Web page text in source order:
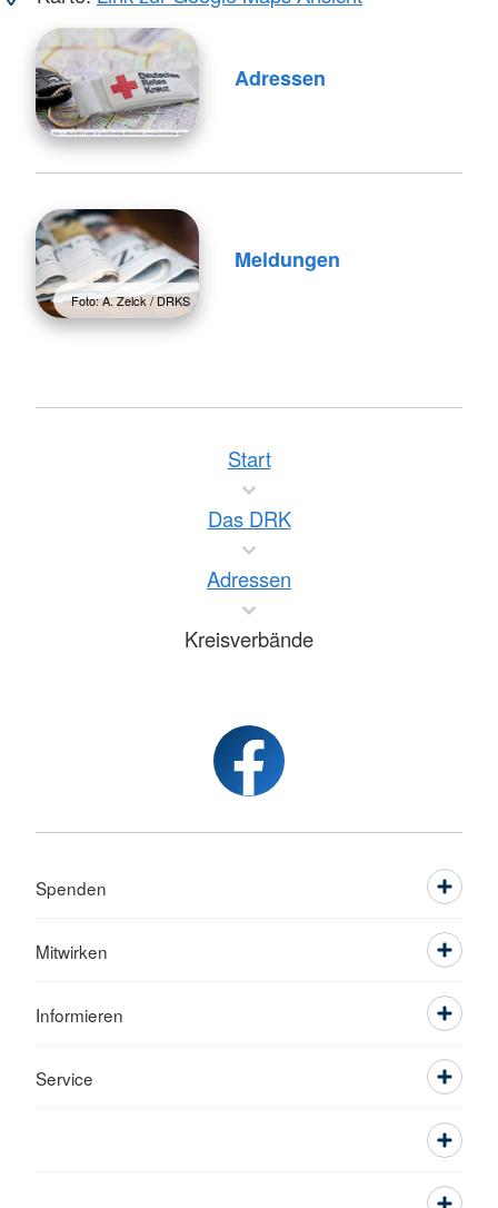
Adressen
Foto: A. Zelck / DRKS
Meldungen
Start
Das DRK
Adressen
Kreisverbände
Spenden
Mitwirken
Informieren
Service